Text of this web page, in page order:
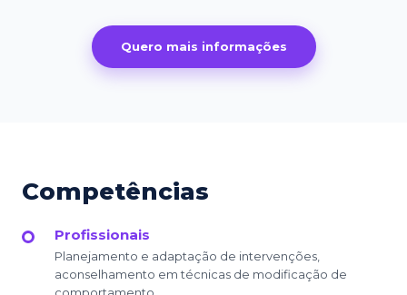
Quero mais informações
Competências
Profissionais
Planejamento e adaptação de intervenções,
aconselhamento em técnicas de modificação de
comportamento.